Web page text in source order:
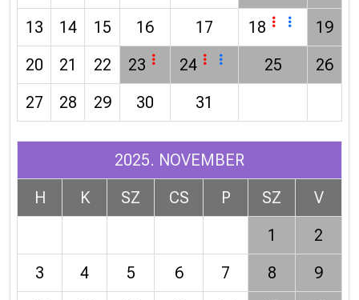
13
14 15 16 17 18
19
20
21 22 23 24 25
26
27
28 29 30 31
2025. NOVEMBER
H
K SZ CS P SZ
V
1
2
3
4 5 6 7 8
9